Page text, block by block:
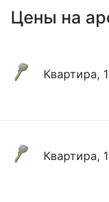
Цены на
Квартира,
Квартира,